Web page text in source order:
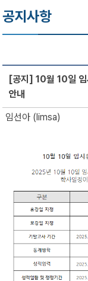
공지사항
[공지] 10월 10일 임
안내
임선아 (limsa)